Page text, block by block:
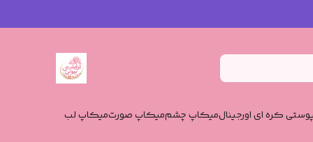
کره ای اورجینالمیکاپ چشممیکاپ صورتمیکاپ لب